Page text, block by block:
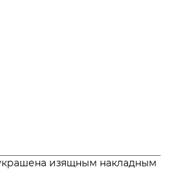
изящным накладным